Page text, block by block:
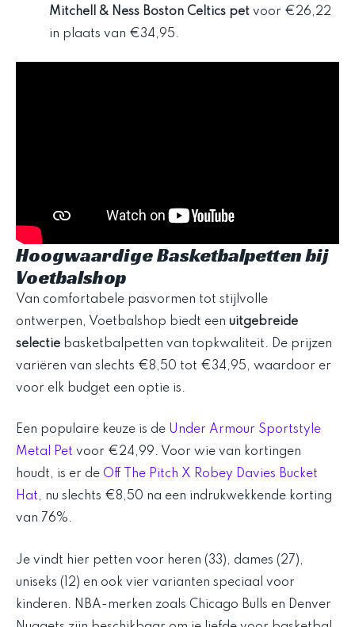
Mitchell & Ness Boston Celtics pet voor €26,22
in plaats van €34,95.
Hoogwaardige Basketbalpetten bij
Voetbalshop
Van comfortabele pasvormen tot stijlvolle
ontwerpen, Voetbalshop biedt een uitgebreide
selectie basketbalpetten van topkwaliteit. De prijzen
variëren van slechts €8,50 tot €34,95, waardoor er
voor elk budget een optie is.
Een populaire keuze is de Under Armour Sportstyle
Metal Pet voor €24,99. Voor wie van kortingen
houdt, is er de Off The Pitch X Robey Davies Bucket
Hat, nu slechts €8,50 na een indrukwekkende korting
van 76%.
Je vindt hier petten voor heren (33), dames (27),
uniseks (12) en ook vier varianten speciaal voor
kinderen. NBA-merken zoals Chicago Bulls en Denver